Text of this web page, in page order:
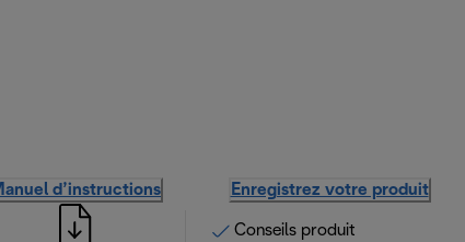
d’instructions Enregistrez votre produit
Conseils produit